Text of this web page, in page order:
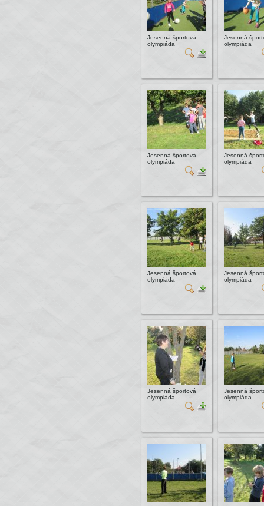
Jesenná športová
olympiáda
Jesenná
olympiáda
Jesenná športová
olympiáda
Jesenná
olympiáda
Jesenná športová
olympiáda
Jesenná
olympiáda
Jesenná športová
olympiáda
Jesenná
olympiáda